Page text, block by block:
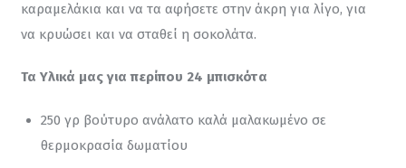
καραμελάκια και να τα αφήσετε στην άκρη για λίγο, για
να κρυώσει και να σταθεί η σοκολάτα.
Τα Υλικά μας για περίπου 24 μπισκότα
250 γρ βούτυρο ανάλατο καλά μαλακωμένο σε
θερμοκρασία δωματίου